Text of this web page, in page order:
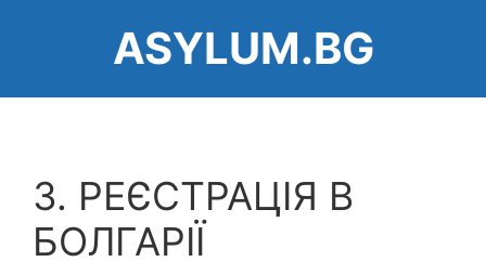
ASYLUM.BG
3. РЕЄСТРАЦІЯ В
БОЛГАРІЇ